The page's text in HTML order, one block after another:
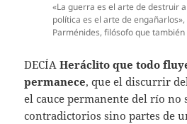
«La guerra es el arte de destruir
política es el arte de
Parménides, filósofo que
DECÍAHeráclito que todo
permanece, que el discurrir
el cauce permanente del río no
contradictorios sino partes de